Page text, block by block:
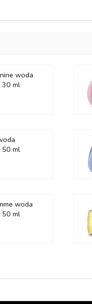
woda
30 ml
50 ml
woda
50 ml